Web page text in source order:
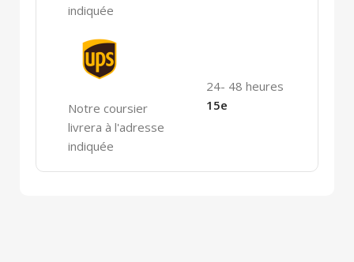
indiquée
Notre coursier
livrera à l'adresse
indiquée
24- 48 heures
15e